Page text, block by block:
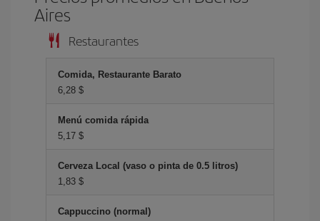
Aires
Restaurantes
Comida, Restaurante Barato
6,28 $
Menú comida rápida
5,17 $
Cerveza Local (vaso o pinta de 0.5 litros)
1,83 $
Cappuccino (normal)